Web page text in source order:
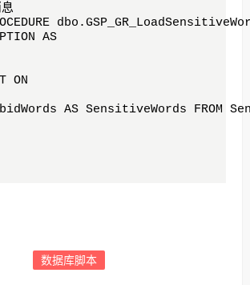
AS
ON
AS SensitiveWords FROM
数据库脚本